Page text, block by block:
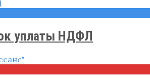
уплаты НДФЛ